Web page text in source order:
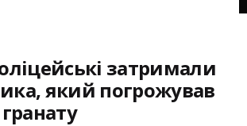
затримали
який погрожував